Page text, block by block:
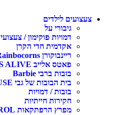
צעצועים לילדים
גיבורי על
דמויות פוקימון / צעצועי POKEMON
אקדמית חדי הקרן
ריינבוקורן Rainbocorns
פאטס אלייב PETS ALIVE
בובות ברבי Barbie
בית הבובות של גבי GABBY'S DOLLHOUSE
בובות / דמויות
חקירות חייתיות
מפרץ הרפתקאות PAW PATROL